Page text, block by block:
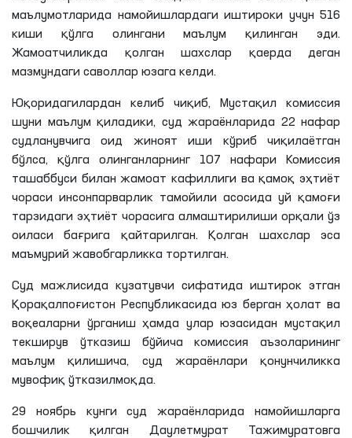
маълумотларида намойишлардаги иштироки учун 516
киши қўлга олингани маълум қилинган эди.
Жамоатчиликда қолган шахслар қаерда деган
мазмундаги саволлар юзага келди.
Юқоридагилардан келиб чиқиб, Мустақил комиссия
шуни маълум қиладики, суд жараёнларида 22 нафар
судланувчига оид жиноят иши кўриб чиқилаётган
бўлса, қўлга олинганларнинг 107 нафари Комиссия
ташаббуси билан жамоат кафиллиги ва қамоқ эҳтиёт
чораси инсонпарварлик тамойили асосида уй қамоғи
тарзидаги эҳтиёт чорасига алмаштирилиши орқали ўз
оиласибағрига қайтарилган. Қолган шахслар эса
маъмурий жавобгарликка тортилган.
Суд мажлисида кузатувчи сифатида иштирок этган
Қорақалпоғистон Республикасида юз берган ҳолат ва
воқеаларни ўрганиш ҳамда улар юзасидан мустақил
текширув ўтказиш бўйича комиссия аъзоларининг
маълумқилишича, суд жараёнлари қонунчиликка
мувофиқ ўтказилмоқда.
29 ноябрь кунги суд жараёнларида намойишларга
бошчилик қилган Даулетмурат
Тажимуратовга